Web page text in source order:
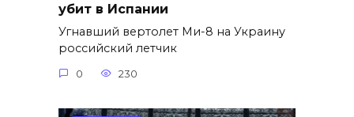
убит в Испании
Угнавший вертолет Ми-8 на Украину
российский летчик
0 230